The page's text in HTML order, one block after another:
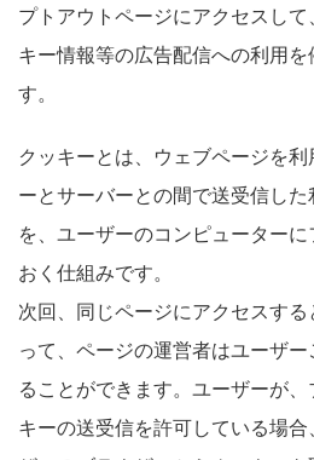
プトアウトページにアクセスし
キー情報等の広告配信への利用
す。
クッキーとは、ウェブページを
ーとサーバーとの間で送受信し
を、ユーザーのコンピューター
おく仕組みです。
次回、同じページにアクセスす
って、ページの運営者はユーザ
ることができます。ユーザーが
キーの送受信を許可している場